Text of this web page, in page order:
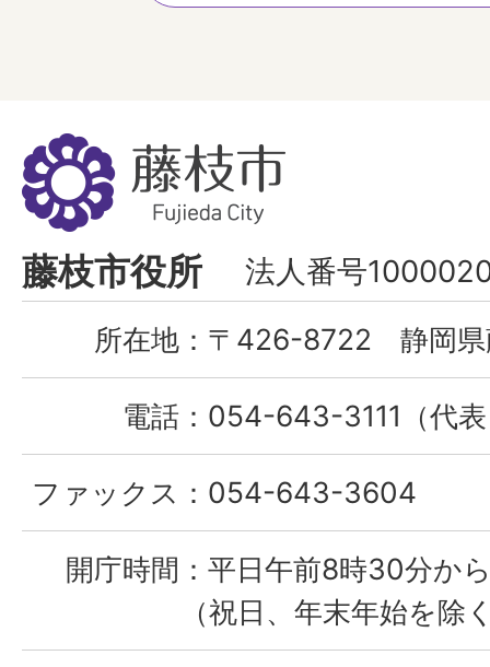
藤
枝
市
Fujieda
City
藤枝市役所 法人番号
所在地： 〒426-8722 静岡県
電話： 054-643-3111（代
ファックス： 054-643-3604
開庁時間： 平日午前8時30分か
（祝日、年末年始を除